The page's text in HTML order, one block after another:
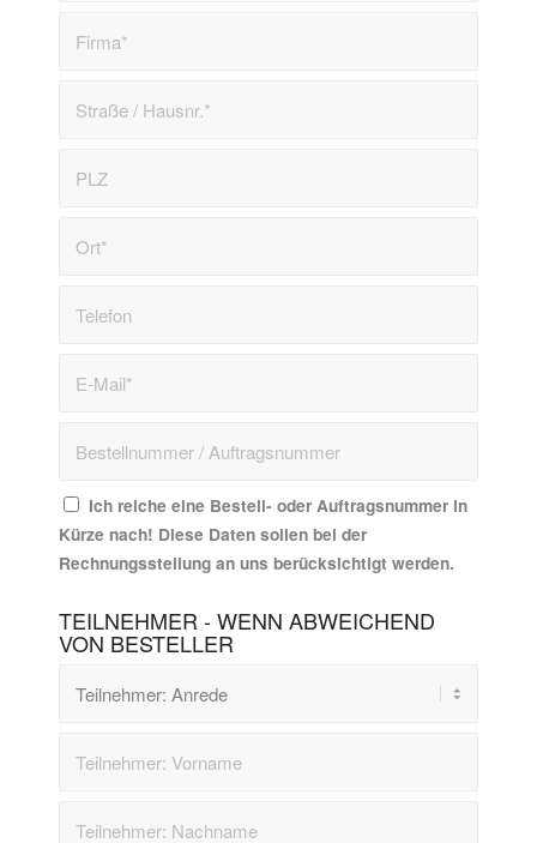
Ich reiche eine Bestell- oder Auftragsnummer in
Kürze nach! Diese Daten sollen bei der
Rechnungsstellung an uns berücksichtigt werden.
TEILNEHMER - WENN ABWEICHEND
VON BESTELLER